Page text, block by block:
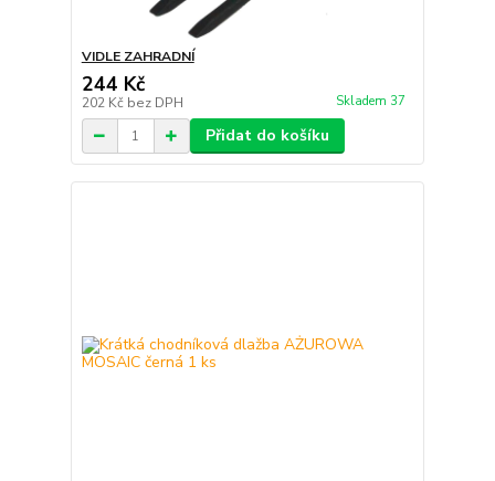
VIDLE ZAHRADNÍ
244 Kč
202 Kč bez DPH Skladem 37
Přidat do košíku